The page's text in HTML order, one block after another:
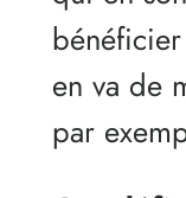
en va de
par